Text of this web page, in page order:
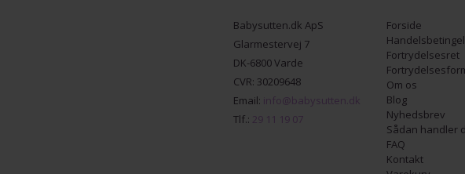
Babysutten.dk ApS
Glarmestervej 7
DK-6800 Varde
CVR: 30209648
Email: info@babysutten.dk
Tlf.: 29 11 19 07
Forside
Fortrydelsesret
Om os
Blog
Nyhedsbrev
Sådan handler
FAQ
Kontakt